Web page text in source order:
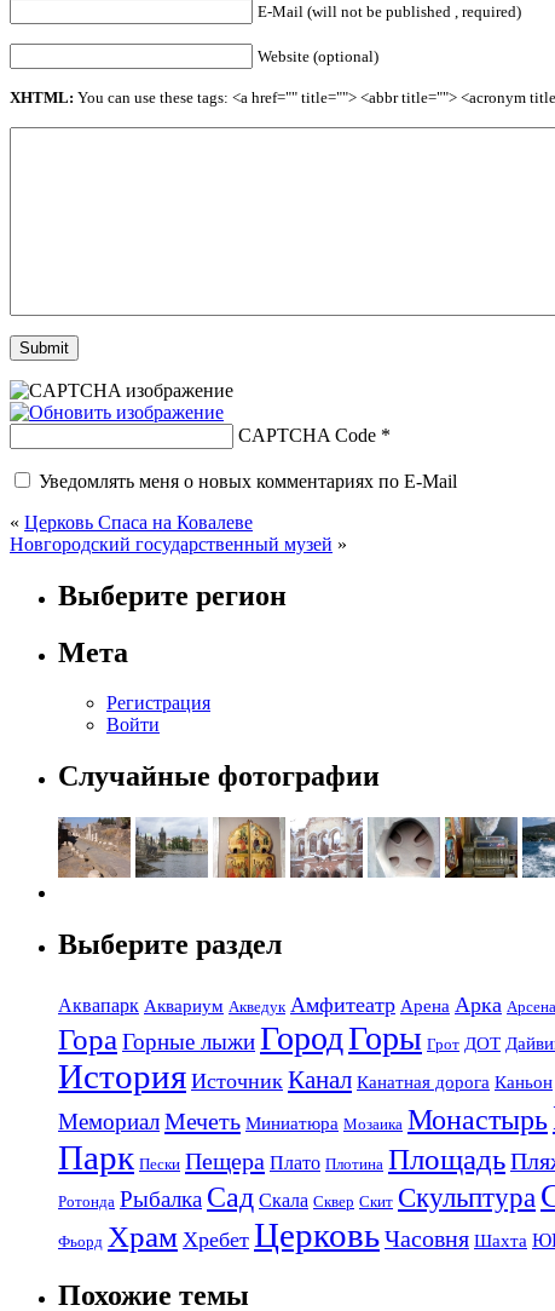
E-Mail (will not be published , required)
Website (optional)
XHTML: You can use these tags: <a href="" title=""> <abbr title=""> <acronym
CAPTCHA Code *
Уведомлять меня о новых комментариях по E-Mail
« Церковь Спаса на Ковалеве
Новгородский государственный музей »
Выберите регион
Мета
Регистрация
Войти
Случайные фотографии
Выберите раздел
Аквапарк Аквариум Акведук Амфитеатр Арена Арка
Гора Горные лыжиГородГоры Грот ДОТ
История Источник Канал Канатная дорога Каньон
МемориалМечеть Миниатюра Мозаика Монастырь
Парк Пески Пещера Плато Плотина Площадь
Ротонда Рыбалка Сад Скала Сквер Скит Скульптура
Фьорд Храм Хребет ЦерковьЧасовня Шахта
Похожие темы